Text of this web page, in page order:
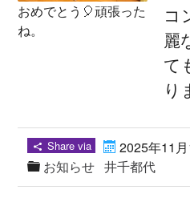
おめでとう🎈頑張った
ね。
コ
麗
て
り
Share via
2025年11
お知らせ 井千都代